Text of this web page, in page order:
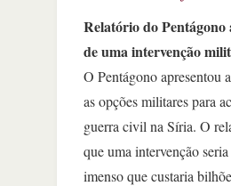
Relatório do Pentágono
de uma intervenção
O Pentágono apresentou
as opções militares para
guerra civil na Síria. O
que uma intervenção
imenso que custaria